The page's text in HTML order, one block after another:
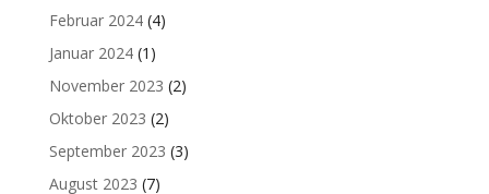
Februar 2024(4)
Januar 2024(1)
November 2023 (2)
Oktober 2023 (2)
September 2023 (3)
August 2023 (7)